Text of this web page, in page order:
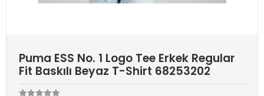
Puma ESS No. 1 Logo Tee Erkek Regular
Fit Baskılı Beyaz T-Shirt 68253202